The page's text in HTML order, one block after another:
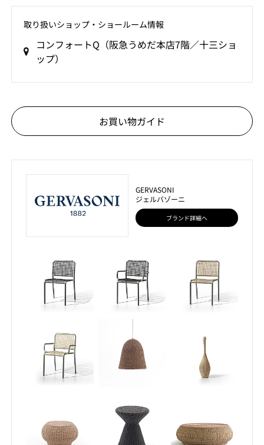
取り扱いショップ‧ショールーム情報
コンフォートQ（阪急うめだ本店7階／十三ショ
ップ）
お買い物ガイド
GERVASONI
ジェルバゾーニ
ブランド詳細へ